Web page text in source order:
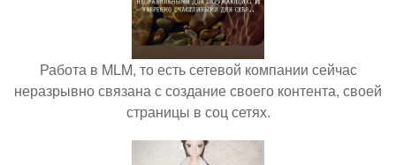
Работа в MLM, то есть сетевой компании сейчас
неразрывно связана с создание своего контента, своей
страницы в соц сетях.